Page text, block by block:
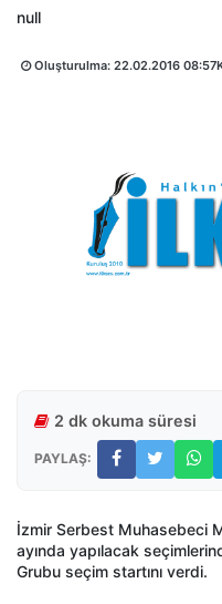
null
Oluşturulma: 22.02.2016 08:57
2 dk okuma süresi
PAYLAŞ:
İzmir Serbest Muhasebeci
ayında yapılacak
Grubu seçim startını verdi.